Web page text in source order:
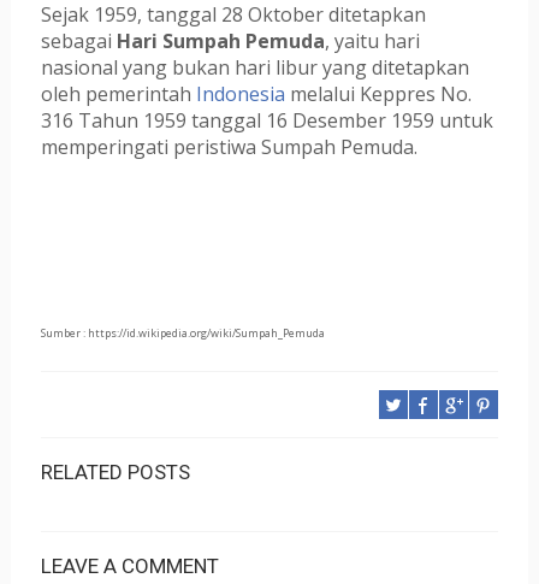
Sejak 1959, tanggal 28 Oktober ditetapkan
sebagai Hari Sumpah Pemuda, yaitu hari
nasional yang bukan hari libur yang ditetapkan
oleh pemerintah Indonesia melalui Keppres No.
316 Tahun 1959 tanggal 16 Desember 1959 untuk
memperingati peristiwa Sumpah Pemuda.
Sumber : https://id.wikipedia.org/wiki/Sumpah_Pemuda
RELATED POSTS
LEAVE A COMMENT